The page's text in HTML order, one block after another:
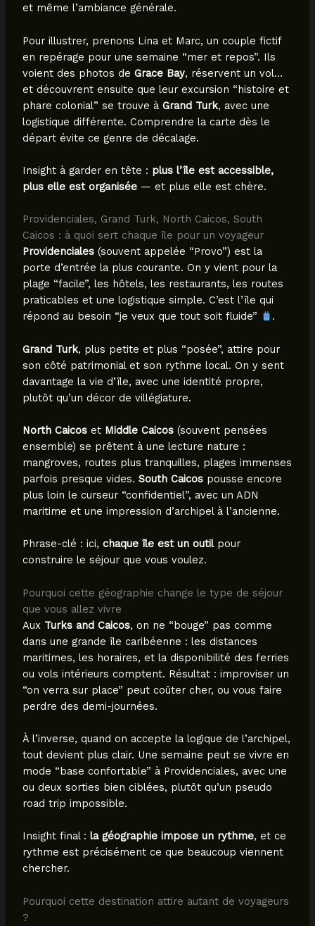
et même l’ambiance générale.
Pour illustrer, prenons Lina et Marc, un couple fictif
en repérage pour une semaine “mer et repos”. Ils
voient des photos de Grace Bay, réservent un vol…
et découvrent ensuite que leur excursion “histoire et
phare colonial” se trouve à Grand Turk, avec une
logistique différente. Comprendre la carte dès le
départ évite ce genre de décalage.
Insight à garder en tête : plus l’île est accessible,
plus elle est organisée— et plus elle est chère.
Providenciales, Grand Turk, North Caicos, South
Caicos : à quoi sert chaque île pour un voyageur
Providenciales(souvent appelée “Provo”) est la
porte d’entrée la plus courante. On y vient pour la
plage “facile”, les hôtels, les restaurants, les routes
praticables et une logistique simple. C’est l’île qui
répond au besoin “je veux que tout soit fluide”
.
Grand Turk, plus petite et plus “posée”, attire pour
son côté patrimonial et son rythme local. On y sent
davantage la vie d’île, avec une identité propre,
plutôt qu’un décor de villégiature.
North Caicoset Middle Caicos(souvent pensées
ensemble) se prêtent à une lecture nature :
mangroves, routes plus tranquilles, plages immenses
parfois presque vides. South Caicospousse encore
plus loin le curseur “confidentiel”, avec un ADN
maritime et une impression d’archipel à l’ancienne.
Phrase-clé : ici, chaque île est un outilpour
construire le séjour que vous voulez.
Pourquoi cette géographie change le type de séjour
que vous allez vivre
Aux Turks and Caicos, on ne “bouge” pas comme
dans une grande île caribéenne : les distances
maritimes, les horaires, et la disponibilité des ferries
ou vols intérieurs comptent. Résultat : improviser un
“on verra sur place” peut coûter cher, ou vous faire
perdre des demi-journées.
À l’inverse, quand on accepte la logique de l’archipel,
tout devient plus clair. Une semaine peut se vivre en
mode “base confortable” à Providenciales, avec une
ou deux sorties bien ciblées, plutôt qu’un pseudo
road trip impossible.
Insight final : la géographie impose un rythme, et ce
rythme est précisément ce que beaucoup viennent
chercher.
Pourquoi cette destination attire autant de voyageurs
?